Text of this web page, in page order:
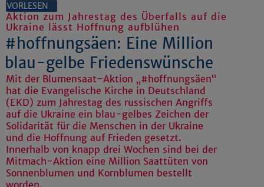
VORLESEN
Aktion zum Jahrestag des Überfalls auf die
Ukraine lässt Hoffnung aufblühen
#hoffnungsäen: Eine Million
blau-gelbe Friedenswünsche
Mit der Blumensaat-Aktion „#hoffnungsäen“
hat die Evangelische Kirche in Deutschland
(EKD) zum Jahrestag des russischen Angriffs
auf die Ukraine ein blau-gelbes Zeichen der
Solidarität für die Menschen in der Ukraine
und die Hoffnung auf Frieden gesetzt.
Innerhalb von knapp drei Wochen sind bei der
Mitmach-Aktion eine Million Saattüten von
Sonnenblumen und Kornblumen bestellt